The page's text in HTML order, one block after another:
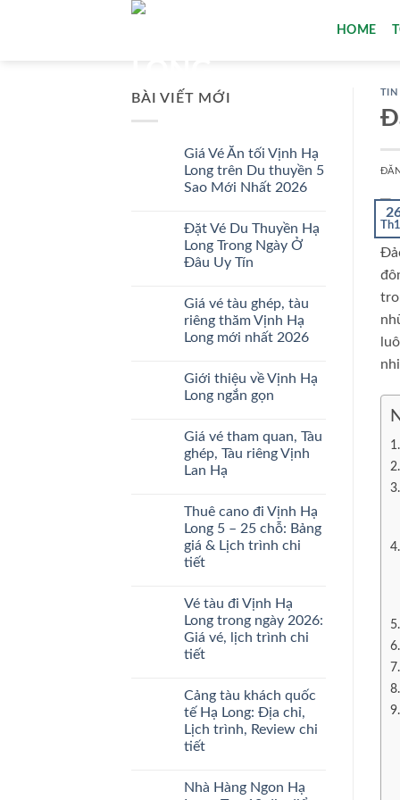
HOME
BÀI VIẾT MỚI
Giá Vé Ăn tối Vịnh Hạ
Long trên Du thuyền 5
Sao Mới Nhất 2026
bình
luận
ở
Giá
tối
Vịnh
Hạ
Long
trên
5
Sao
Mới
Đặt Vé Du Thuyền Hạ
Long Trong Ngày Ở
Đâu Uy Tín
bình
luận
ở
Đặt
Thuyền
Hạ
Long
Ở
Đâu
Uy
Tín
Giá vé tàu ghép, tàu
riêng thăm Vịnh Hạ
Long mới nhất 2026
bình
luận
ở
tàu
ghép,
tàu
riêng
Hạ
Long
mới
nhất
2026
Giới thiệu về Vịnh Hạ
Long ngắn gọn
bình
luận
ở
Giới
Vịnh
Hạ
Long
ngắn
gọn
Giá vé tham quan, Tàu
ghép, Tàu riêng Vịnh
Lan Hạ
bình
luận
ở
Giá
vé
tham
ghép,
Tàu
riêng
Vịnh
Lan
Thuê cano đi Vịnh Hạ
Long 5 – 25 chỗ: Bảng
giá & Lịch trình chi
tiết
bình
luận
ở
Thuê
cano
đi
Long
5
–
25
chỗ:
Lịch
Vé tàu đi Vịnh Hạ
Long trong ngày 2026:
Giá vé, lịch trình chi
tiết
bình
luận
ở
Vé
tàu
đi
Long
Cảng tàu khách quốc
tế Hạ Long: Địa chỉ,
Lịch trình, Review chi
tiết
bình
Nhà Hàng Ngon Hạ
TIN